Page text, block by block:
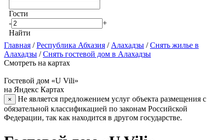
Гости
-
+
Найти
Главная /Республика Абхазия / Алахадзы /Снять жилье в
Алахадзы /Снять гостевой дом в Алахадзы
Смотреть на картах
Гостевой дом «U Vili»
на Яндекс Картах
×
Не является предложением услуг объекта размещения с
обязательной классификацией по законам Российской
Федерации, так как находится в другом государстве.